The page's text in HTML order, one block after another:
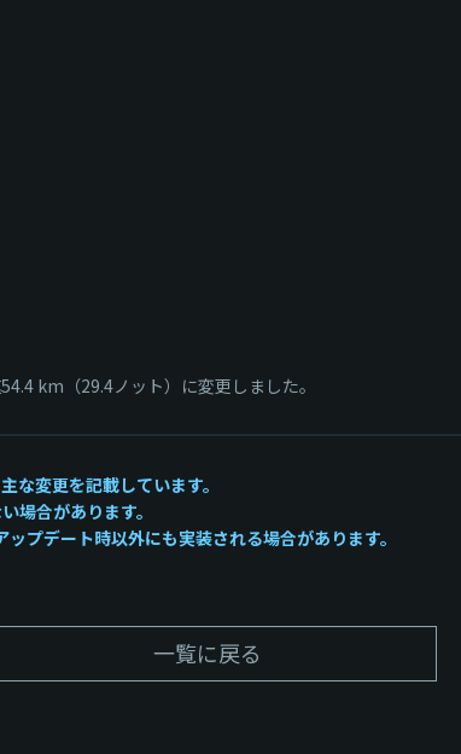
km（29.4ノット）に変更しました。
な変更を記載しています。
場合があります。
プデート時以外にも実装される場合があります。
一覧に戻る